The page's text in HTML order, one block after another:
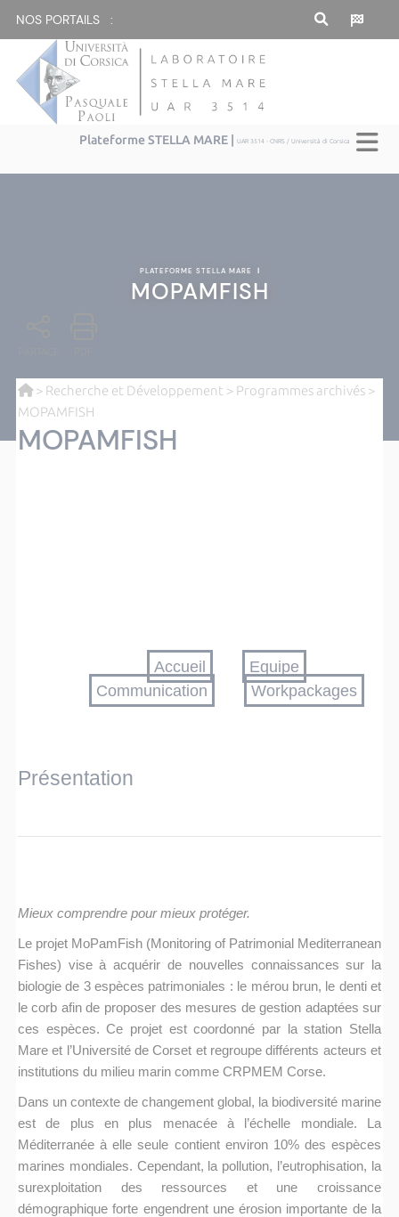
NOS PORTAILS :
Plateforme STELLA MARE |UAR 3514 - CNRS / Università di Corsica
PLATEFORME STELLA MARE |
MOPAMFISH
> Recherche et Développement > Programmes archivés>
MOPAMFISH
MOPAMFISH
Accueil
Equipe
Communication
Workpackages
Présentation
Mieux comprendre pour mieux protéger.
Le projet MoPamFish (Monitoring of Patrimonial Mediterranean
Fishes) vise à acquérir de nouvelles connaissances sur la
biologie de 3 espèces patrimoniales : le mérou brun, le denti et
le corb afin de proposer des mesures de gestion adaptées sur
ces espèces. Ce projet est coordonné par la station Stella
Mare et l’Université de Corset et regroupe différents acteurs et
institutions du milieu marin comme CRPMEM Corse.
Dans un contexte de changement global, la biodiversité marine
est de plus en plus menacée à l’échelle mondiale. La
Méditerranée à elle seule contient environ 10% des espèces
marines mondiales. Cependant, la pollution, l’eutrophisation, la
surexploitation des ressources et une croissance
démographique forte engendrent une érosion importante de la